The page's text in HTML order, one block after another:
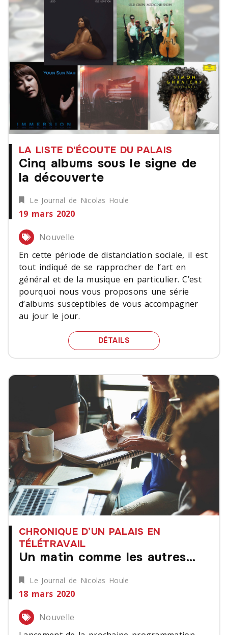
LA LISTE D'ÉCOUTE DU PALAIS
Cinq albums sous le signe de
la découverte
Le Journal de Nicolas Houle
19 mars 2020
Nouvelle
En cette période de distanciation sociale, il est
tout indiqué de se rapprocher de l’art en
général et de la musique en particulier. C’est
pourquoi nous vous proposons une série
d’albums susceptibles de vous accompagner
au jour le jour.
DÉTAILS CINQ ALBUMS SOUS LE
CHRONIQUE D’UN PALAIS EN
TÉLÉTRAVAIL
Un matin comme les autres...
Le Journal de Nicolas Houle
18 mars 2020
Nouvelle